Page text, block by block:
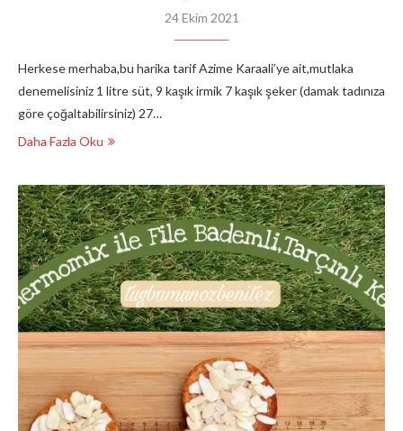
24 Ekim 2021
Herkese merhaba,bu harika tarif Azime Karaali’ye ait,mutlaka
denemelisiniz 1 litre süt, 9 kaşık irmik 7 kaşık şeker (damak tadınıza
göre çoğaltabilirsiniz) 27…
Daha Fazla Oku